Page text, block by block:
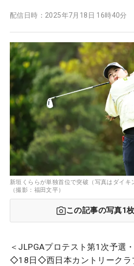
配信日時： 2025年7月18日 16時40分
新垣くららが単独首位で突破（写真はダイキ
（撮影：福田文平）
この記事の写真1
＜JLPGAプロテスト第1次予選
◇18日◇西日本カントリークラ